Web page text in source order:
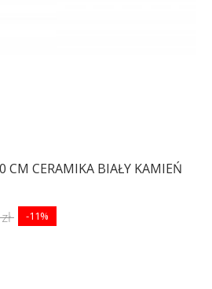
CM CERAMIKA BIAŁY KAMIEŃ
-11%